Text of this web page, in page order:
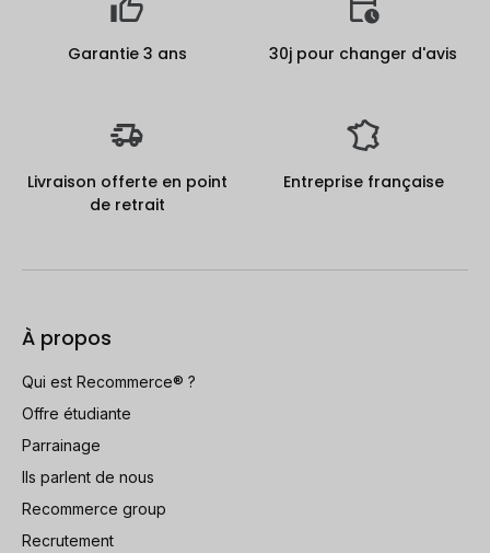
Garantie 3 ans 30j pour changer d'avis
Livraison offerte en point
de retrait
Entreprise française
À propos
Qui est Recommerce® ?
Offre étudiante
Parrainage
Ils parlent de nous
Recommerce group
Recrutement